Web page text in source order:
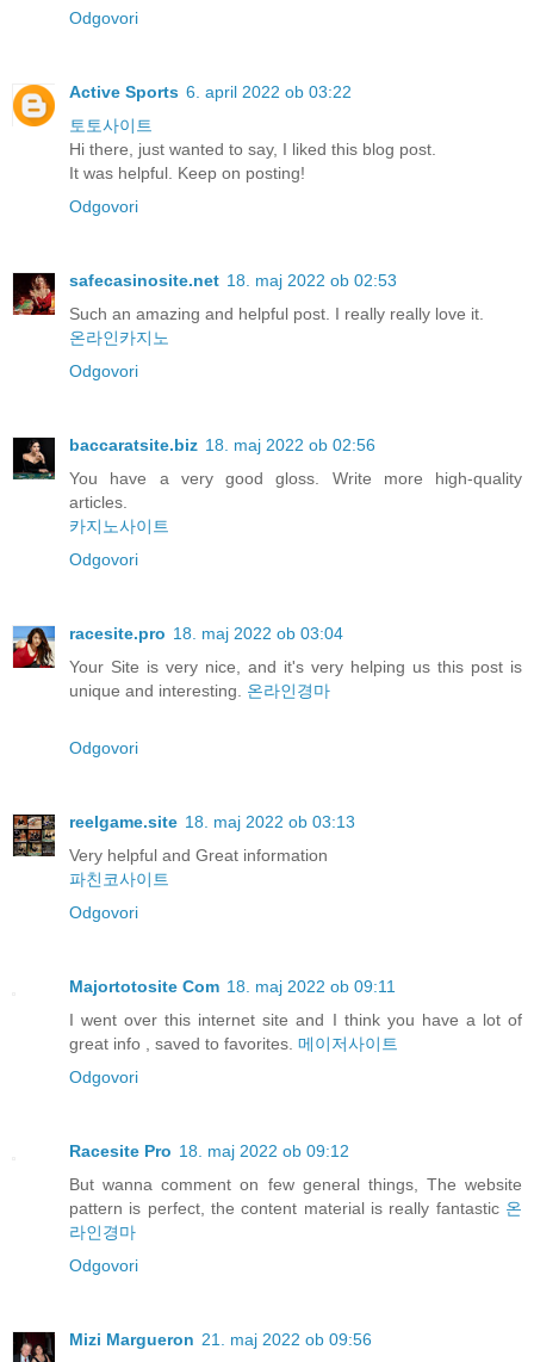
Odgovori
Active Sports 6. april 2022 ob 03:22
토토사이트
Hi there, just wanted to say, I liked this blog post.
It was helpful. Keep on posting!
Odgovori
safecasinosite.net 18. maj 2022 ob 02:53
Such an amazing and helpful post. I really really love it.
온라인카지노
Odgovori
baccaratsite.biz 18. maj 2022 ob 02:56
You have a very good gloss. Write more high-quality
articles.
카지노사이트
Odgovori
racesite.pro 18. maj 2022 ob 03:04
Your Site is very nice, and it's very helping us this post is
unique and interesting. 온라인경마
Odgovori
reelgame.site 18. maj 2022 ob 03:13
Very helpful and Great information
파친코사이트
Odgovori
Majortotosite Com 18. maj 2022 ob 09:11
I went over this internet site and I think you have a lot of
great info , saved to favorites. 메이저사이트
Odgovori
Racesite Pro 18. maj 2022 ob 09:12
But wanna comment on few general things, The website
pattern is perfect, the content material is really fantastic 온
라인경마
Odgovori
Mizi Margueron 21. maj 2022 ob 09:56